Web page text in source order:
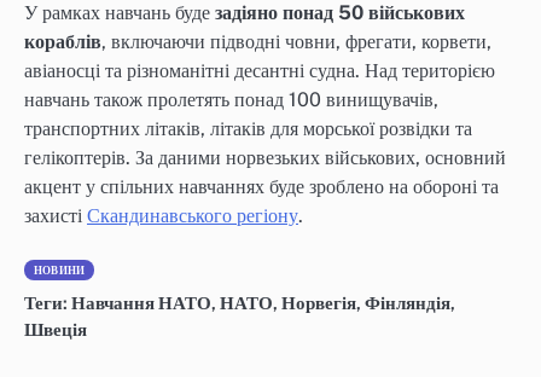
У рамках навчань буде задіяно понад 50 військових
кораблів, включаючи підводні човни, фрегати, корвети,
авіаносці та різноманітні десантні судна. Над територією
навчань також пролетять понад 100 винищувачів,
транспортних літаків, літаків для морської розвідки та
гелікоптерів. За даними норвезьких військових, основний
акцент у спільних навчаннях буде зроблено на обороні та
захисті Скандинавського регіону.
НОВИНИ
Теги: Навчання НАТО, НАТО, Норвегія, Фінляндія,
Швеція